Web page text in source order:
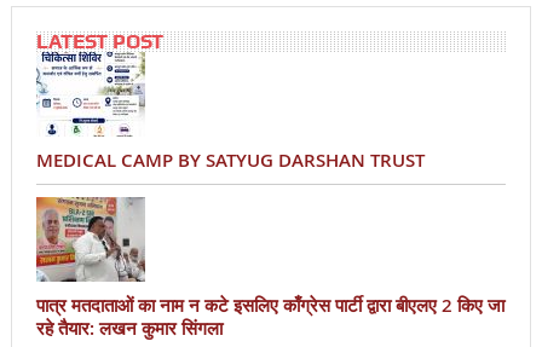
LATEST POST
MEDICAL CAMP BY SATYUG DARSHAN TRUST
पात्र मतदाताओं का नाम न कटे इसलिए काँग्रेस पार्टी द्वारा बीएलए 2 किए जा
रहे तैयार: लखन कुमार सिंगला